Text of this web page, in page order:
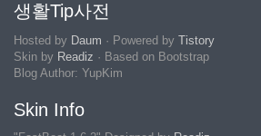
생활Tip사전
Hosted by Daum · Powered by
Tistory
Skin by Readiz · Based on Bootstrap
Blog Author: YupKim
Skin Info